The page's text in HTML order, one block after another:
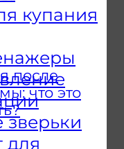
купания
для
после
что это